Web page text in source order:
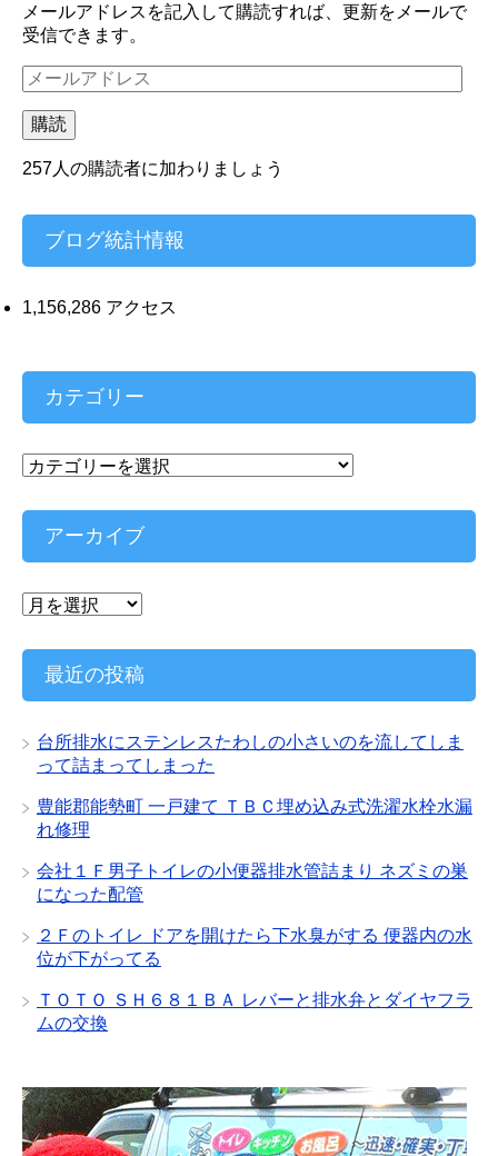
メールアドレスを記入して購読すれば、更新をメールで
受信できます。
メ
ー
ル
ア
ド
ス
購読
257人の購読者に加わりましょう
ブログ統計情報
1,156,286 アクセス
カテゴリー
カ
ゴ
ー
アーカイブ
ア
カ
ブ
最近の投稿
台所排水にステンレスたわしの小さいのを流してしま
って詰まってしまった
豊能郡能勢町 一戸建て ＴＢＣ埋め込み式洗濯水栓水漏
れ修理
会社１Ｆ男子トイレの小便器排水管詰まり ネズミの巣
になった配管
２Ｆのトイレ ドアを開けたら下水臭がする 便器内の水
位が下がってる
ＴＯＴＯ ＳＨ６８１ＢＡ レバーと排水弁とダイヤフラ
ムの交換